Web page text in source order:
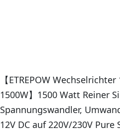
【ETREPOW
1500W】1500 Watt Reiner
Spannungswandler,
12V DC auf 220V/230V Pure